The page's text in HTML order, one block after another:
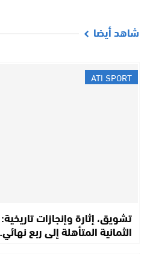
شاهد أيضا
ATI SPORT
تشويق، إثارة وإنجازات
الثمانية المتأهلة إلى ربع